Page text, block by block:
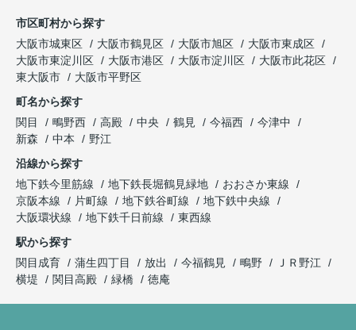
市区町村から探す
大阪市城東区
大阪市鶴見区 大阪市旭区
大阪市東成区
大阪市東淀川区
大阪市港区 大阪市淀川区
大阪市此花区
東大阪市
大阪市平野区
町名から探す
関目
鴫野西 高殿 中央 鶴見 今福西
今津中
新森
中本
野江
沿線から探す
地下鉄今里筋線
地下鉄長堀鶴見緑地
おおさか東線
京阪本線
片町線 地下鉄谷町線
地下鉄中央線
大阪環状線
地下鉄千日前線
東西線
駅から探す
関目成育
蒲生四丁目 放出 今福鶴見 鴫野
ＪＲ野江
横堤
関目高殿 緑橋 徳庵